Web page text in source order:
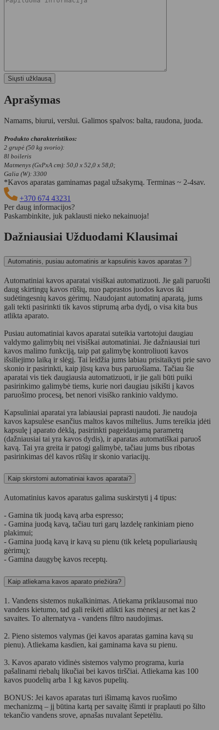
Aprašymas
Namams, biurui, verslui. Galimos spalvos: balta, raudona, juoda.
Produkto charakteristikos:
2 grupė (50 kg svorio):
8l boileris
Matmenys (GxPxA cm): 50,0 x 52,0 x 58,0;
Galia (W): 3300
*Kavos aparatas gaminamas pagal užsakymą. Terminas ~ 2-4sav.
+370 674 43231
Per daug informacijos?
Paskambinkite, juk paklausti nieko nekainuoja!
Dažniausiai Užduodami Klausimai
Automatinis, pusiau automatinis ar kapsulinis kavos aparatas ?
Automatiniai kavos aparatai visiškai automatizuoti. Jie gali paruošti
daug skirtingų kavos rūšių, nuo paprastos juodos kavos iki
sudėtingesnių kavos gėrimų. Naudojant automatinį aparatą, jums
gali tekti pasirinkti tik kavos stiprumą arba dydį, o visa kita bus
atlikta aparato.
Pusiau automatiniai kavos aparatai suteikia vartotojui daugiau
valdymo galimybių nei visiškai automatiniai. Jie dažniausiai turi
kavos malimo funkciją, taip pat galimybę kontroliuoti kavos
išsiliejimo laiką ir slėgį. Tai leidžia jums labiau prisitaikyti prie savo
skonio ir pasirinkti, kaip jūsų kava bus paruošiama. Tačiau šie
aparatai vis tiek daugiausia automatizuoti, ir jie gali būti puiki
pasirinkimo galimybė tiems, kurie nori daugiau įsikišti į kavos
paruošimo procesą, bet nenori visiško rankinio valdymo.
Kapsuliniai aparatai yra labiausiai paprasti naudoti. Jie naudoja
kavos kapsulėse esančius maltos kavos miltelius. Jums tereikia įdėti
kapsulę į aparato dėklą, pasirinkti pageidaujamą parametrą
(dažniausiai tai yra kavos dydis), ir aparatas automatiškai paruoš
kavą. Tai yra greita ir patogi galimybė, tačiau jums bus ribotas
pasirinkimas dėl kavos rūšių ir skonio variacijų.
Kaip skirstomi automatiniai kavos aparatai?
Automatinius kavos aparatus galima suskirstyti į 4 tipus:
- Gamina tik juodą kavą arba espresso;
- Gamina juodą kavą, tačiau turi garų lazdelę rankiniam pieno
plakimui;
- Gamina juodą kavą ir kavą su pienu (tik keletą populiariausių
gėrimų);
- Gamina daugybę kavos receptų.
Kaip atliekama kavos aparato priežiūra?
1. Vandens sistemos nukalkinimas. Atiekama priklausomai nuo
vandens kietumo, tad gali reikėti atlikti kas mėnesį ar net kas 2
savaites. To alternatyva - vandens filtro naudojimas.
2. Pieno sistemos valymas (jei kavos aparatas gamina kavą su
pienu). Atliekama kasdien, kai gaminama kava su pienu.
3. Kavos aparato vidinės sistemos valymo programa, kuria
pašalinami riebalų likučiai bei kavos tirščiai. Atliekama kas 100
kavos puodelių arba 1 kg kavos pupelių.
BONUS: Jei kavos aparatas turi išimamą kavos ruošimo
mechanizmą – jį būtina kartą per savaitę išimti ir praplauti po šilto
tekančio vandens srove, apnašas nuvalant šepetėliu.